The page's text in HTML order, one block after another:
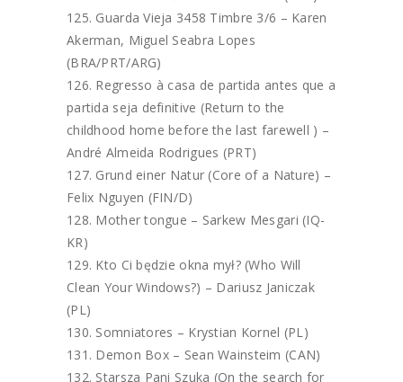
Guarda Vieja 3458 Timbre 3/6 – Karen
Akerman, Miguel Seabra Lopes
(BRA/PRT/ARG)
Regresso à casa de partida antes que a
partida seja definitive (Return to the
childhood home before the last farewell ) –
André Almeida Rodrigues (PRT)
Grund einer Natur (Core of a Nature) –
Felix Nguyen (FIN/D)
Mother tongue – Sarkew Mesgari (IQ-
KR)
Kto Ci będzie okna mył? (Who Will
Clean Your Windows?) – Dariusz Janiczak
(PL)
Somniatores – Krystian Kornel (PL)
Demon Box – Sean Wainsteim (CAN)
Starsza Pani Szuka (On the search for